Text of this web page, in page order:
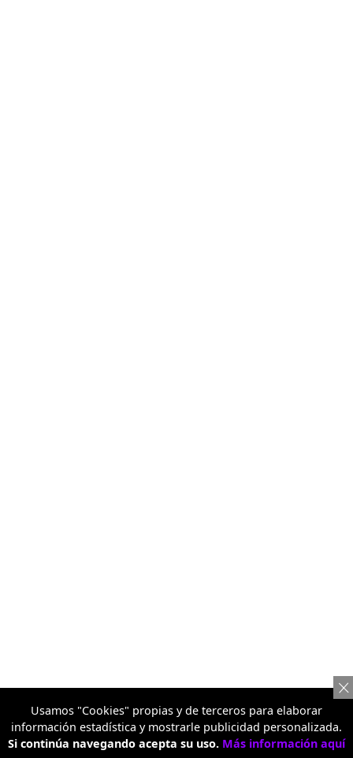
Usamos "Cookies" propias y de terceros para elaborar
información estadística y mostrarle publicidad personalizada.
Si continúa navegando acepta su uso. Más información aquí